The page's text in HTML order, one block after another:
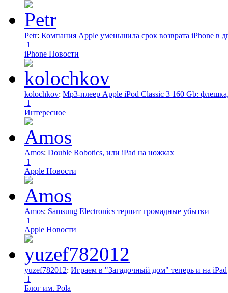
Petr: Компания Apple уменьшила срок возврата iPhone в
1
iPhone Новости
kolochkov: Mp3-плеер Apple iPod Classic 3 160 Gb:
1
Интересное
Amos: Double Robotics, или iPad на ножках
1
Apple Новости
Amos: Samsung Electronics терпит громадные убытки
1
Apple Новости
yuzef782012: Играем в "Загадочный дом" теперь и на iPad
1
Блог им. Pola